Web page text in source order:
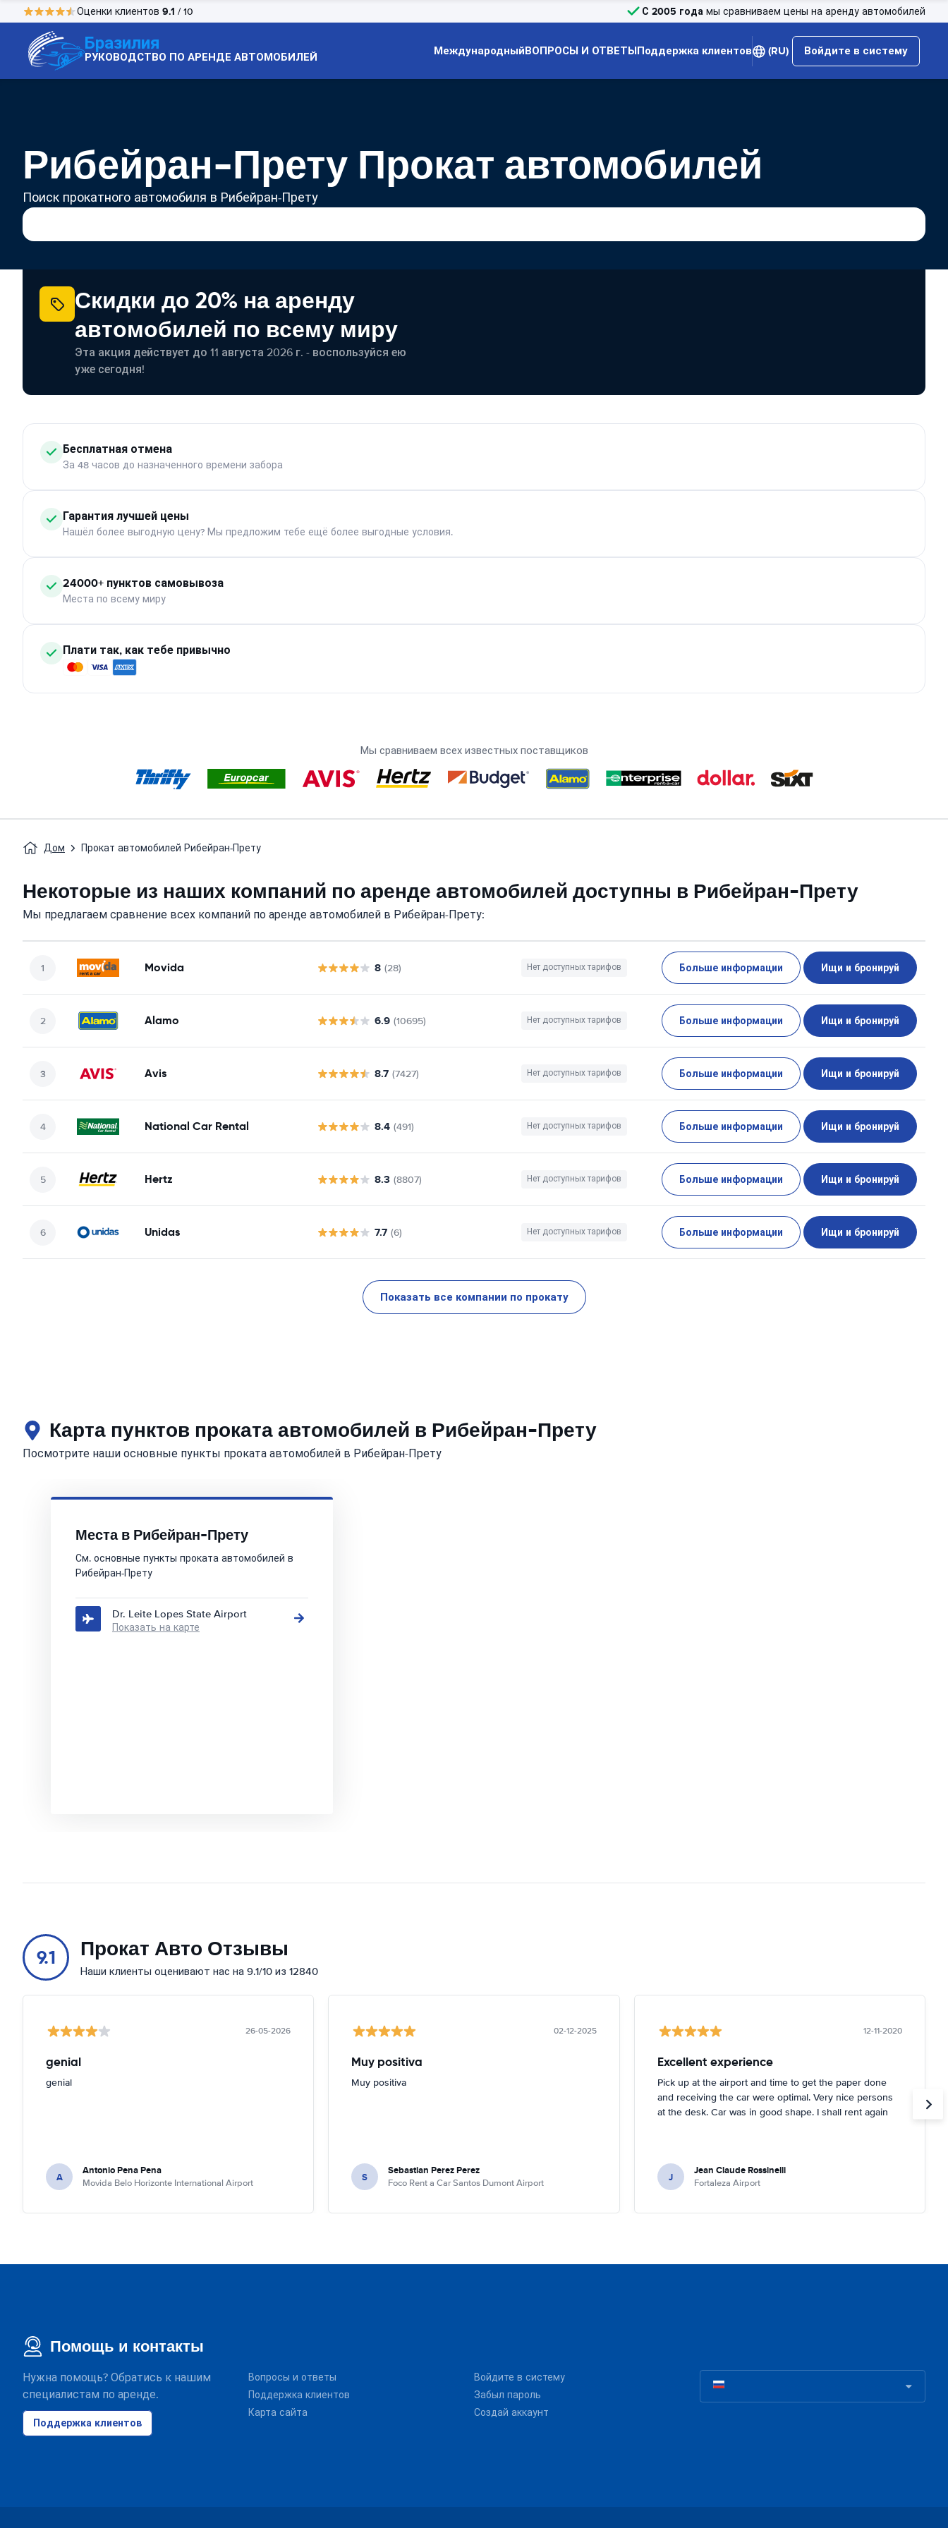
Оценки клиентов 9.1 / 10 С 2005 года мы сравниваем цены на аренду автомобилей
Бразилия
РУКОВОДСТВО ПО АРЕНДЕ АВТОМОБИЛЕЙ МеждународныйВОПРОСЫ И ОТВЕТЫПоддержка клиентов (RU) Войдите в систему
Рибейран-Прету Прокат автомобилей
Поиск прокатного автомобиля в Рибейран-Прету
Скидки до 20% на аренду
автомобилей по всему миру
Эта акция действует до 11 августа 2026 г. - воспользуйся ею
уже сегодня!
Бесплатная отмена
За 48 часов до назначенного времени забора
Гарантия лучшей цены
Нашёл более выгодную цену? Мы предложим тебе ещё более выгодные условия.
24000+ пунктов самовывоза
Места по всему миру
Плати так, как тебе привычно
Мы сравниваем всех известных поставщиков
Дом Прокат автомобилей Рибейран-Прету
Некоторые из наших компаний по аренде автомобилей доступны в Рибейран-Прету
Мы предлагаем сравнение всех компаний по аренде автомобилей в Рибейран-Прету:
Movida 8 (28) Нет доступных тарифов Больше информации Ищи и бронируй
Alamo 6.9 (10695) Нет доступных тарифов Больше информации Ищи и бронируй
Avis 8.7 (7427) Нет доступных тарифов Больше информации Ищи и бронируй
National Car Rental 8.4 (491) Нет доступных тарифов Больше информации Ищи и бронируй
Hertz 8.3 (8807) Нет доступных тарифов Больше информации Ищи и бронируй
Unidas 7.7 (6) Нет доступных тарифов Больше информации Ищи и бронируй
Показать все компании по прокату
Карта пунктов проката автомобилей в Рибейран-Прету
Посмотрите наши основные пункты проката автомобилей в Рибейран-Прету
Места в Рибейран-Прету
См. основные пункты проката автомобилей в
Рибейран-Прету
Dr. Leite Lopes State Airport
Показать на карте
9.1 Прокат Авто Отзывы
Наши клиенты оценивают нас на 9.1/10 из 12840
26-05-2026
genial
genial
A Antonio Pena Pena
Movida Belo Horizonte International Airport
02-12-2025
Muy positiva
Muy positiva
S Sebastian Perez Perez
Foco Rent a Car Santos Dumont Airport
12-11-2020
Excellent experience
Pick up at the airport and time to get the paper done
and receiving the car were optimal. Very nice persons
at the desk. Car was in good shape. I shall rent again
J Jean Claude Rossinelli
Fortaleza Airport
Помощь и контакты
Нужна помощь? Обратись к нашим
специалистам по аренде.
Поддержка клиентов
Вопросы и ответы
Поддержка клиентов
Карта сайта
Войдите в систему
Забыл пароль
Создай аккаунт